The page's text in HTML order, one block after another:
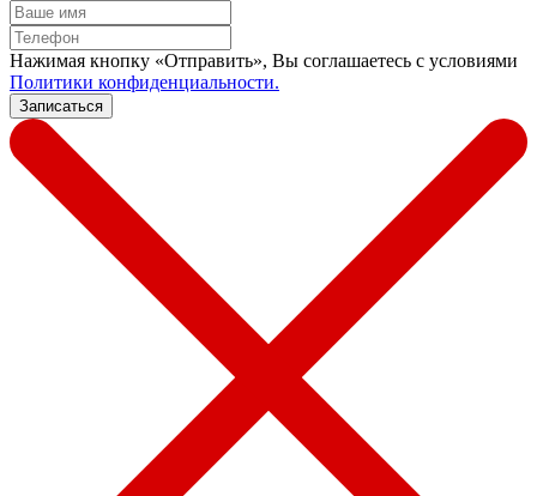
Нажимая кнопку «Отправить», Вы соглашаетесь c условиями
Политики конфиденциальности.
Записаться